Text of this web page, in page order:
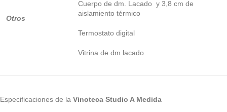
Otros
Cuerpo de dm. Lacado y 3,8 cm de
aislamiento térmico
Termostato digital
Vitrina de dm lacado
Especificaciones de la Vinoteca Studio A Medida